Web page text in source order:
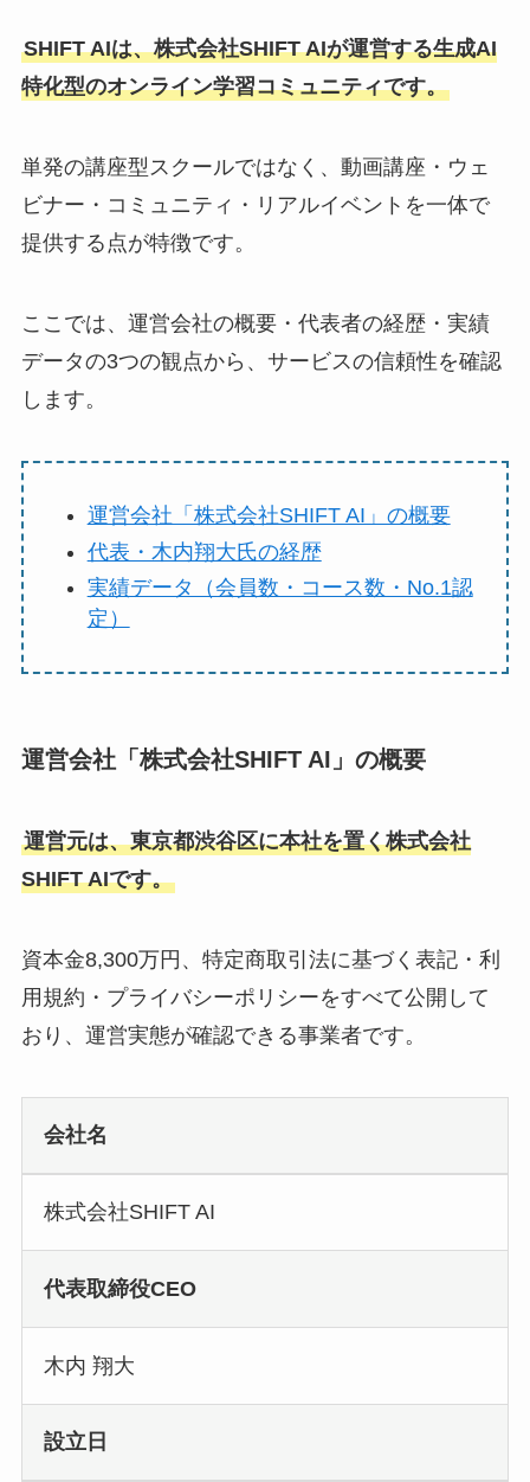
SHIFT AIは、株式会社SHIFT AIが運営する生成AI
特化型のオンライン学習コミュニティです。
単発の講座型スクールではなく、動画講座・ウェ
ビナー・コミュニティ・リアルイベントを一体で
提供する点が特徴です。
ここでは、運営会社の概要・代表者の経歴・実績
データの3つの観点から、サービスの信頼性を確認
します。
運営会社「株式会社SHIFT AI」の概要
代表・木内翔大氏の経歴
実績データ（会員数・コース数・No.1認
定）
運営会社「株式会社SHIFT AI」の概要
運営元は、東京都渋谷区に本社を置く株式会社
SHIFT AIです。
資本金8,300万円、特定商取引法に基づく表記・利
用規約・プライバシーポリシーをすべて公開して
おり、運営実態が確認できる事業者です。
会社名
株式会社SHIFT AI
代表取締役CEO
木内 翔大
設立日